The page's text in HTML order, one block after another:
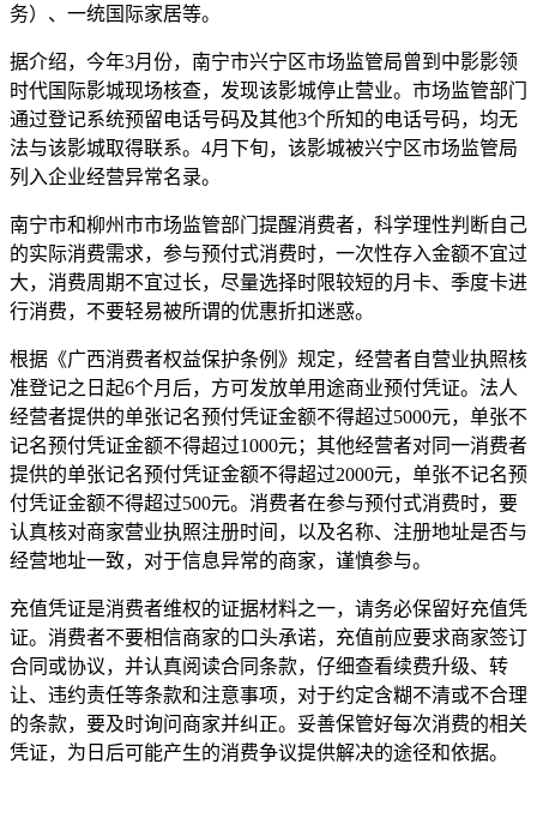
务）、一统国际家居等。
据介绍，今年3月份，南宁市兴宁区市场监管局曾到中影影领
时代国际影城现场核查，发现该影城停止营业。市场监管部门
通过登记系统预留电话号码及其他3个所知的电话号码，均无
法与该影城取得联系。4月下旬，该影城被兴宁区市场监管局
列入企业经营异常名录。
南宁市和柳州市市场监管部门提醒消费者，科学理性判断自己
的实际消费需求，参与预付式消费时，一次性存入金额不宜过
大，消费周期不宜过长，尽量选择时限较短的月卡、季度卡进
行消费，不要轻易被所谓的优惠折扣迷惑。
根据《广西消费者权益保护条例》规定，经营者自营业执照核
准登记之日起6个月后，方可发放单用途商业预付凭证。法人
经营者提供的单张记名预付凭证金额不得超过5000元，单张不
记名预付凭证金额不得超过1000元；其他经营者对同一消费者
提供的单张记名预付凭证金额不得超过2000元，单张不记名预
付凭证金额不得超过500元。消费者在参与预付式消费时，要
认真核对商家营业执照注册时间，以及名称、注册地址是否与
经营地址一致，对于信息异常的商家，谨慎参与。
充值凭证是消费者维权的证据材料之一，请务必保留好充值凭
证。消费者不要相信商家的口头承诺，充值前应要求商家签订
合同或协议，并认真阅读合同条款，仔细查看续费升级、转
让、违约责任等条款和注意事项，对于约定含糊不清或不合理
的条款，要及时询问商家并纠正。妥善保管好每次消费的相关
凭证，为日后可能产生的消费争议提供解决的途径和依据。